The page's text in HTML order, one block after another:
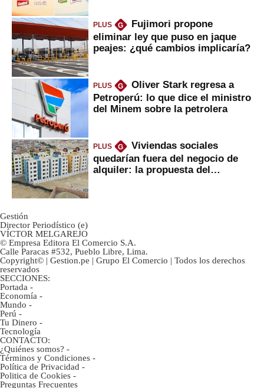
PLUS G
Fujimori propone
eliminar ley que puso en jaque
peajes: ¿qué cambios implicaría?
PLUS G
Oliver Stark regresa a
Petroperú: lo que dice el ministro
del Minem sobre la petrolera
PLUS G
Viviendas sociales
quedarían fuera del negocio de
alquiler: la propuesta del
Gestión
Director Periodístico (e)
VÍCTOR MELGAREJO
© Empresa Editora El Comercio S.A.
Calle Paracas #532, Pueblo Libre, Lima.
Copyright© | Gestion.pe | Grupo El Comercio | Todos los derechos
reservados
SECCIONES:
Portada -
Economía -
Mundo -
Perú -
Tu Dinero -
Tecnología
CONTACTO:
¿Quiénes somos? -
Términos y Condiciones -
Política de Privacidad -
Politica de Cookies -
Preguntas Frecuentes